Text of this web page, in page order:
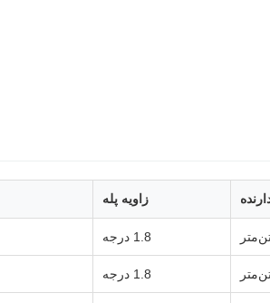
زاویه پله
1.8 درجه
1.8 درجه